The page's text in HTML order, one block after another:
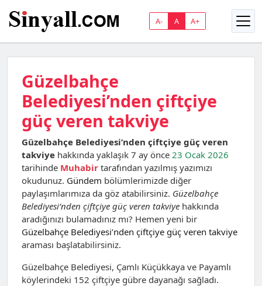
A- A A+
Güzelbahçe
Belediyesi’nden çiftçiye
güç veren takviye
Güzelbahçe Belediyesi’nden çiftçiye güç veren
takviye hakkında yaklaşık 7 ay önce 23 Ocak 2026
tarihinde Muhabir tarafından yazılmış yazımızı
okudunuz. Gündem bölümlerimizde diğer
paylaşımlarımıza da göz atabilirsiniz. Güzelbahçe
Belediyesi’nden çiftçiye güç veren takviye hakkında
aradığınızı bulamadınız mı? Hemen yeni bir
Güzelbahçe Belediyesi’nden çiftçiye güç veren takviye
araması başlatabilirsiniz.
Güzelbahçe Belediyesi, Çamlı Küçükkaya ve Payamlı
köylerindeki 152 çiftçiye gübre dayanağı sağladı.